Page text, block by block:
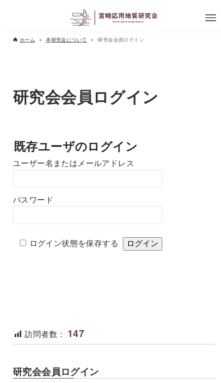
ホーム 本研究会について 研究会会員ログイン
研究会会員ログイン
既存ユーザのログイン
ユーザー名またはメールアドレス
パスワード
ログイン状態を保存する
訪問者数： 147
研究会会員ログイン